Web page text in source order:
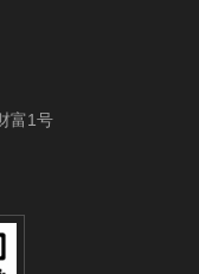
富1号